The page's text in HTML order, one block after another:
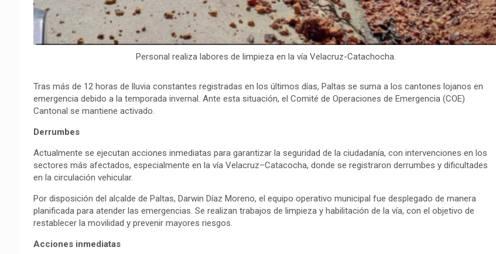
Personal realiza labores de limpieza en la vía Velacruz-Catachocha.
Tras más de 12 horas de lluvia constantes registradas en los últimos días, Paltas se suma a los cantones lojanos en
emergencia debido a la temporada invernal. Ante esta situación, el Comité de Operaciones de Emergencia (COE)
Cantonal se mantiene activado.
Derrumbes
Actualmente se ejecutan acciones inmediatas para garantizar la seguridad de la ciudadanía, con intervenciones en los
sectores más afectados, especialmente en la vía Velacruz–Catacocha, donde se registraron derrumbes y dificultades
en la circulación vehicular.
Por disposición del alcalde de Paltas, Darwin Díaz Moreno, el equipo operativo municipal fue desplegado de manera
planificada para atender las emergencias. Se realizan trabajos de limpieza y habilitación de la vía, con el objetivo de
restablecer la movilidad y prevenir mayores riesgos.
Acciones inmediatas